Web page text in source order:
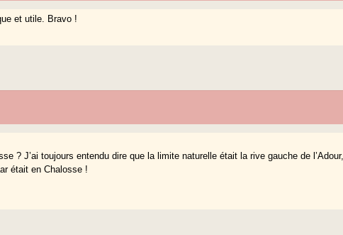
et utile. Bravo !
? J’ai toujours entendu dire que la limite naturelle était la rive gauche de l’Adour,
était en Chalosse !